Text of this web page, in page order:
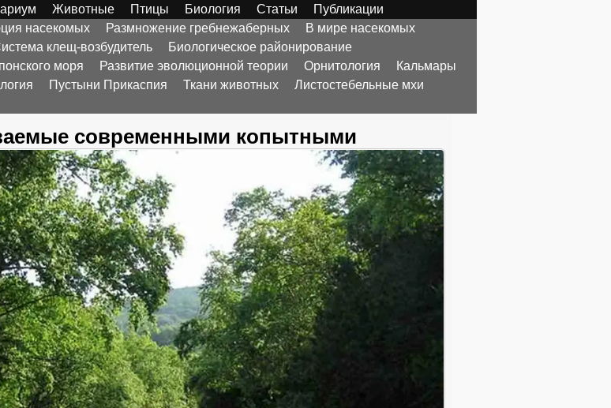
Животные Птицы Биология Статьи
Публикации
насекомых Размножение гребнежаберных
В мире насекомых
клещ-возбудитель
Биологическое районирование
моря Развитие эволюционной теории Орнитология
Кальмары
Пустыни Прикаспия Ткани животных
Листостебельные мхи
современными копытными